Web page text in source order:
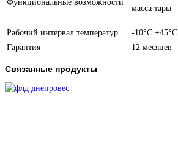
Функциональные возможности
масса тары
Рабочий интервал температур
-10°C +45°C
Гарантия
12 месяцев
Связанные продукты